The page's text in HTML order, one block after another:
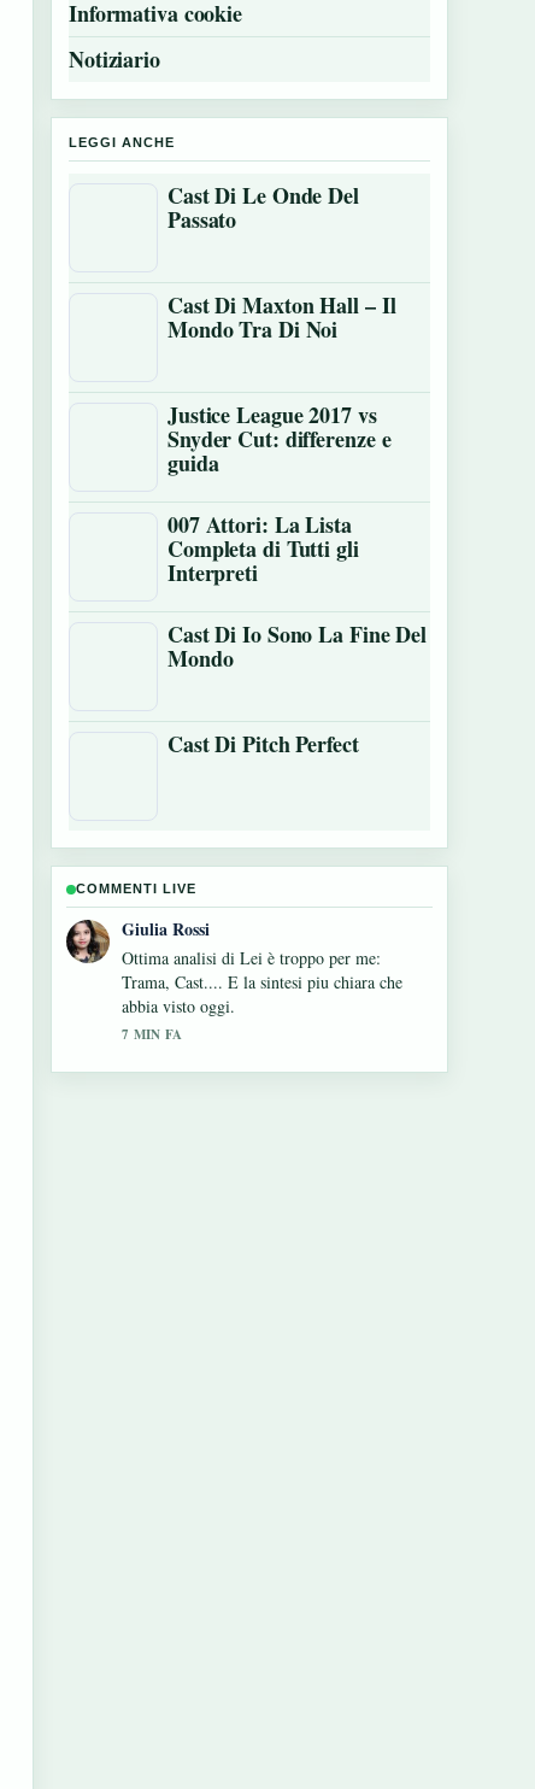
Informativa cookie
Notiziario
LEGGI ANCHE
Cast Di Le Onde Del
Passato
Cast Di Maxton Hall – Il
Mondo Tra Di Noi
Justice League 2017 vs
Snyder Cut: differenze e
guida
007 Attori: La Lista
Completa di Tutti gli
Interpreti
Cast Di Io Sono La Fine Del
Mondo
Cast Di Pitch Perfect
COMMENTI LIVE
Marco Bianchi
Seguo da vicino Cast Di Fire Country –
apprezzo il tono equilibrato di questa
copertura.
9 MIN FA